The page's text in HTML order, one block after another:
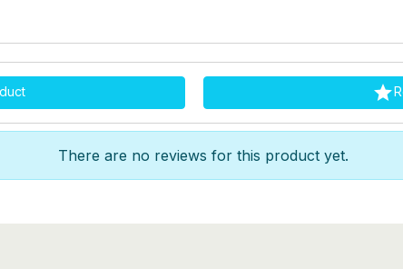

There are no reviews for this product yet.